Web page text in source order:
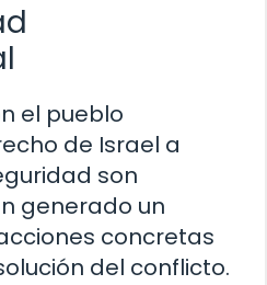
el pueblo
de Israel a
son
generado un
concretas
del conflicto.